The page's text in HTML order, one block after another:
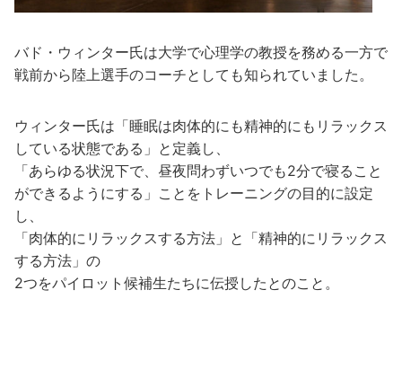
バド・ウィンター氏は大学で心理学の教授を務める一方で
戦前から陸上選手のコーチとしても知られていました。
ウィンター氏は「睡眠は肉体的にも精神的にもリラックス
している状態である」と定義し、
「あらゆる状況下で、昼夜問わずいつでも2分で寝ること
ができるようにする」ことをトレーニングの目的に設定
し、
「肉体的にリラックスする方法」と「精神的にリラックス
する方法」の
2つをパイロット候補生たちに伝授したとのこと。